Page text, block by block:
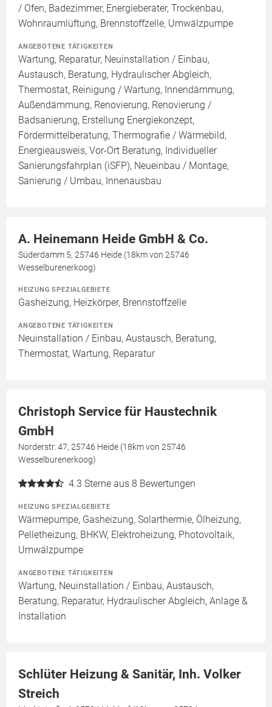
/ Ofen, Badezimmer, Energieberater, Trockenbau,
Wohnraumlüftung, Brennstoffzelle, Umwälzpumpe
ANGEBOTENE TÄTIGKEITEN
Wartung, Reparatur, Neuinstallation / Einbau,
Austausch, Beratung, Hydraulischer Abgleich,
Thermostat, Reinigung / Wartung, Innendämmung,
Außendämmung, Renovierung, Renovierung /
Badsanierung, Erstellung Energiekonzept,
Fördermittelberatung, Thermografie / Wärmebild,
Energieausweis, Vor-Ort Beratung, Individueller
Sanierungsfahrplan (iSFP), Neueinbau / Montage,
Sanierung / Umbau, Innenausbau
A. Heinemann Heide GmbH & Co.
Süderdamm 5, 25746 Heide (18km von 25746
Wesselburenerkoog)
HEIZUNG SPEZIALGEBIETE
Gasheizung, Heizkörper, Brennstoffzelle
ANGEBOTENE TÄTIGKEITEN
Neuinstallation / Einbau, Austausch, Beratung,
Thermostat, Wartung, Reparatur
Christoph Service für Haustechnik
GmbH
Norderstr. 47, 25746 Heide (18km von 25746
Wesselburenerkoog)
4.3 Sterne aus 8 Bewertungen
HEIZUNG SPEZIALGEBIETE
Wärmepumpe, Gasheizung, Solarthermie, Ölheizung,
Pelletheizung, BHKW, Elektroheizung, Photovoltaik,
Umwälzpumpe
ANGEBOTENE TÄTIGKEITEN
Wartung, Neuinstallation / Einbau, Austausch,
Beratung, Reparatur, Hydraulischer Abgleich, Anlage &
Installation
Schlüter Heizung & Sanitär, Inh. Volker
Streich